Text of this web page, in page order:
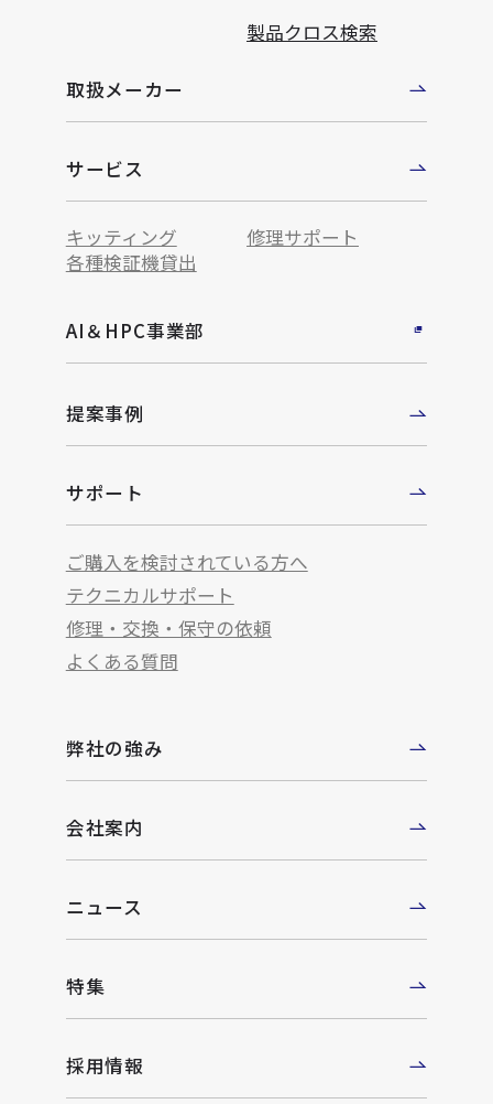
製品クロス検索
取扱メーカー
サービス
キッティング
修理サポート
各種検証機貸出
AI＆HPC事業部
提案事例
サポート
ご購入を検討されている方へ
テクニカルサポート
修理・交換・保守の依頼
よくある質問
弊社の強み
会社案内
ニュース
特集
採用情報